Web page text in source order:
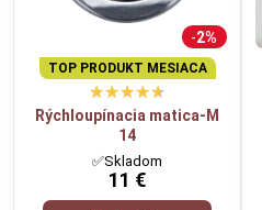
2%
TOP PRODUKT MESIACA
Rýchloupínacia matica-M
14
✅Skladom
11 €